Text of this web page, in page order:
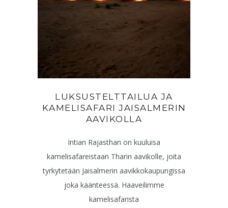
LUKSUSTELTTAILUA JA
KAMELISAFARI JAISALMERIN
AAVIKOLLA
Intian Rajasthan on kuuluisa
kamelisafareistaan Tharin aavikolle, joita
tyrkytetään Jaisalmerin aavikkokaupungissa
joka käänteessä. Haaveilimme
kamelisafarista